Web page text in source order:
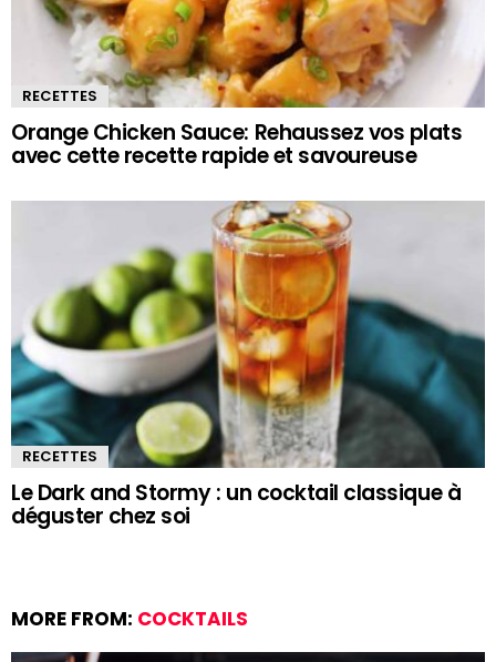
RECETTES
Orange Chicken Sauce: Rehaussez vos plats
avec cette recette rapide et savoureuse
RECETTES
Le Dark and Stormy : un cocktail classique à
déguster chez soi
MORE FROM: COCKTAILS